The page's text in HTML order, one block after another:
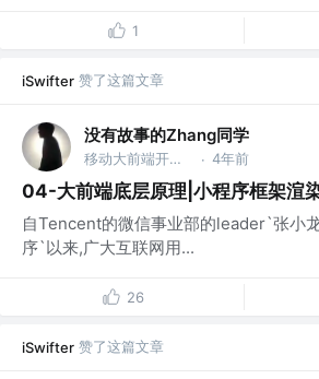
1
iSwifter 赞了这篇文章
没有故事的Zhang同学
移动大前端开发@xOS【iOS、HOS、AOS、MacOS、WinOS】【C、C++、OC、Swift、Dart、JS(vue、node】 @系统学习,深度思考 · 4年前
04-大前端底层原理|小程序框架渲
自Tencent的微信事业部的leader`张小
序`以来,广大互联网用...
26
iSwifter 赞了这篇文章